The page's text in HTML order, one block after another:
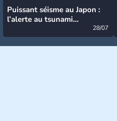
Puissant séisme au Japon :
l’alerte au tsunami
28/07